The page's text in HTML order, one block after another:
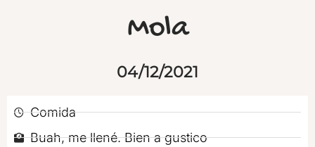
Mola
04/12/2021
Comida
Buah, me llené. Bien a gustico